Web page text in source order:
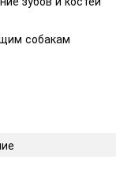
собакам